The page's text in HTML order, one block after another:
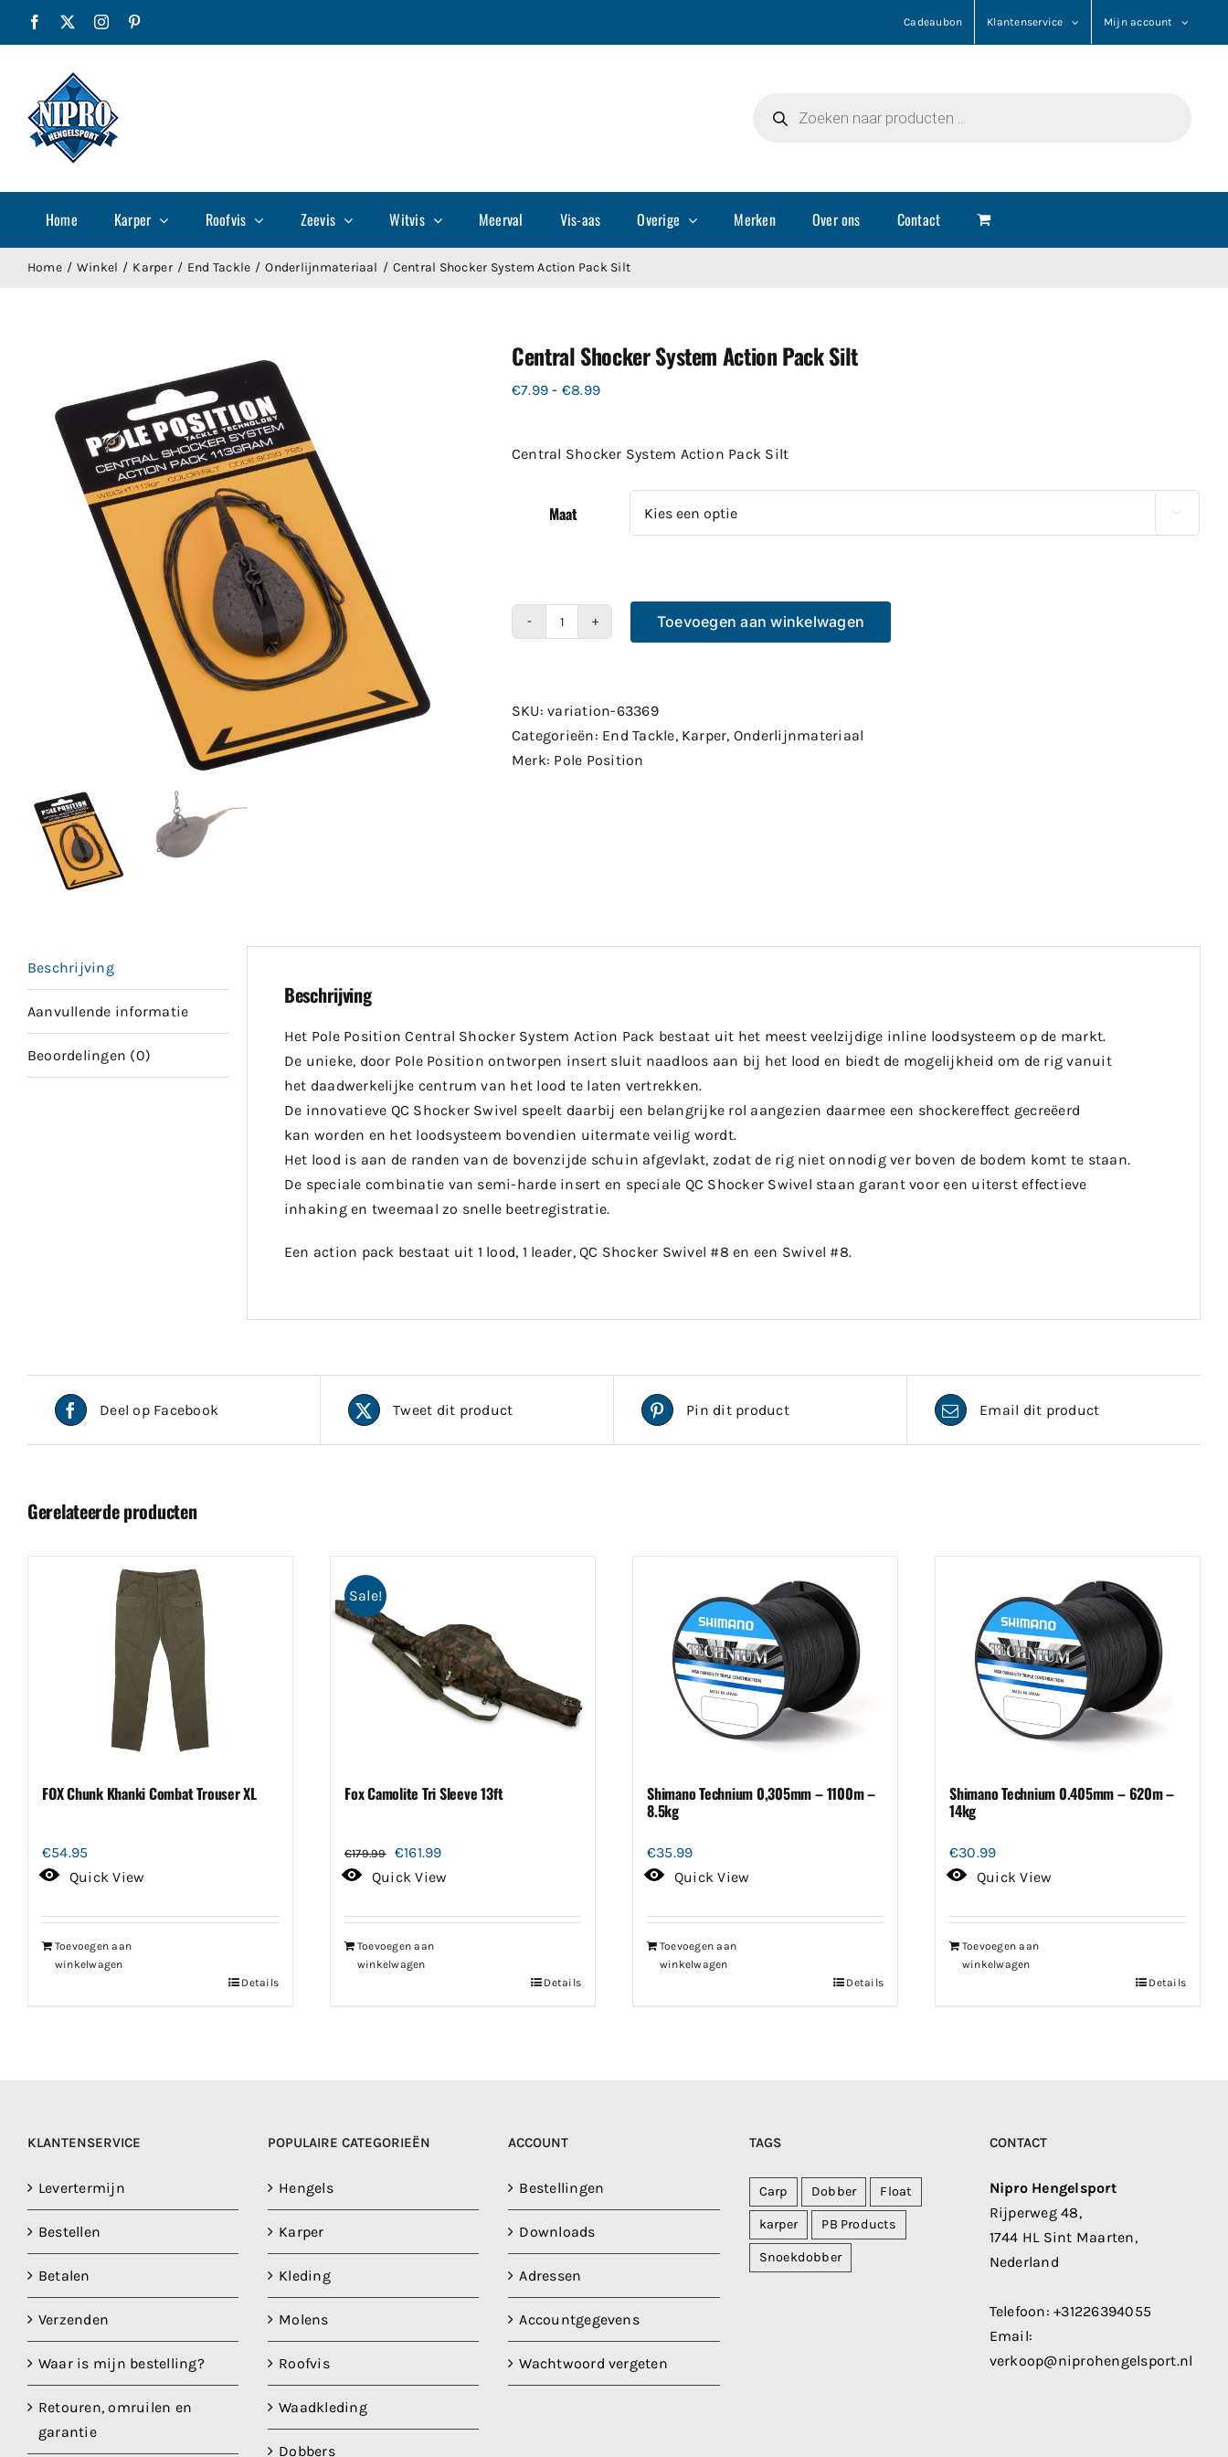
Facebook Instagram Cadeaubon Klantenservice Mijn account
zoeken
Home Karper Roofvis Zeevis Witvis Meerval Vis-aas Overige Merken Over ons Contact
Home Winkel Karper End Tackle Onderlijnmateriaal Central Shocker System Action Pack Silt
Central Shocker System Action Pack Silt
€7.99 - €8.99Prijsklasse:
€8.99
Central Shocker System Action Pack Silt
Maat 
Action
Pack
Silt
Toevoegen aan winkelwagen
SKU:variation-63369
Categorieën: End Tackle, Karper, Onderlijnmateriaal
Merk: Pole Position
Beschrijving
Aanvullende informatie
Beoordelingen (0)
Beschrijving
Het Pole Position Central Shocker System Action Pack bestaat uit het meest veelzijdige inline loodsysteem op de markt.
De unieke, door Pole Position ontworpen insert sluit naadloos aan bij het lood en biedt de mogelijkheid om de rig vanuit
het daadwerkelijke centrum van het lood te laten vertrekken.
De innovatieve QC Shocker Swivel speelt daarbij een belangrijke rol aangezien daarmee een shockereffect gecreëerd
kan worden en het loodsysteem bovendien uitermate veilig wordt.
Het lood is aan de randen van de bovenzijde schuin afgevlakt, zodat de rig niet onnodig ver boven de bodem komt te staan.
De speciale combinatie van semi-harde insert en speciale QC Shocker Swivel staan garant voor een uiterst effectieve
inhaking en tweemaal zo snelle beetregistratie.
Een action pack bestaat uit 1 lood, 1 leader, QC Shocker Swivel #8 en een Swivel #8.
Deel op Facebook Tweet dit product Pin dit product Email dit product
Gerelateerde producten
FOX Chunk Khanki Combat Trouser XL
€54.95
Quick View
Toevoegen aan
winkelwagen
Details
Sale!
Fox Camolite Tri Sleeve 13ft
€179.99
Oorspronkelijke
prijs
€179.99.
€161.99Huidige
prijs
€161.99.
Quick View
Toevoegen aan
winkelwagen
Details
Shimano Technium 0,305mm – 1100m –
8.5kg
€35.99
Quick View
Toevoegen aan
winkelwagen
Details
Shimano Technium 0.405mm – 620m –
14kg
€30.99
Quick View
Toevoegen aan
winkelwagen
Details
KLANTENSERVICE
Levertermijn
Bestellen
Betalen
Verzenden
Waar is mijn bestelling?
Retouren, omruilen en
garantie
POPULAIRE CATEGORIEËN
Hengels
Karper
Kleding
Molens
Roofvis
Waadkleding
Dobbers
ACCOUNT
Bestellingen
Downloads
Adressen
Accountgegevens
Wachtwoord vergeten
TAGS
Carp Dobber Float
karper PB Products
Snoekdobber
CONTACT
Nipro Hengelsport
Rijperweg 48,
1744 HL Sint Maarten,
Nederland
Telefoon:+31226394055
Email:
verkoop@niprohengelsport.nl